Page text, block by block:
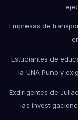
Empresas de
Estudiantes de
la UNA Puno y
Exdirigentes de
las